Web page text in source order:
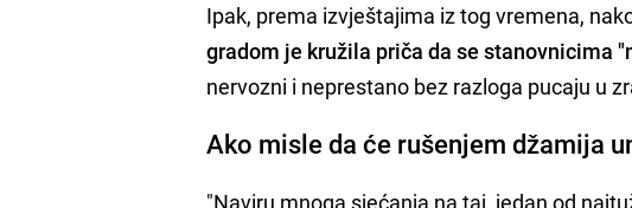
Ipak, prema izvještajima iz tog vremena,
gradom je kružila priča da se stanovnicima
nervozni i neprestano bez razloga pucaju u
Ako misle da će rušenjem džamija